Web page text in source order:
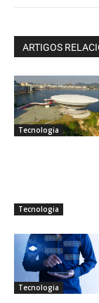
ARTIGOS
Tecnologia
Tecnologia
Tecnologia